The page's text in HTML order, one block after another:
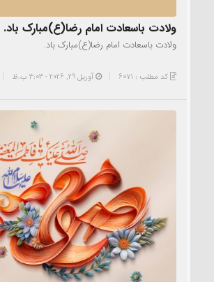
ولادت باسعادت امام رضا(ع)مبارک باد.
ولادت باسعادت امام رضا(ع)مبارک باد.
کد مطلب : 6071 آوریل 29, 2026 - 3:03 ب.ظ